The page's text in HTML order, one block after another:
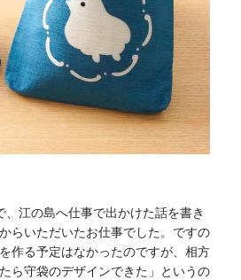
江の島へ仕事で出かけた話を書き
らいただいたお仕事でした。 ですの
作る予定はなかったのですが、 相方
ら守袋のデザインできた」 というの